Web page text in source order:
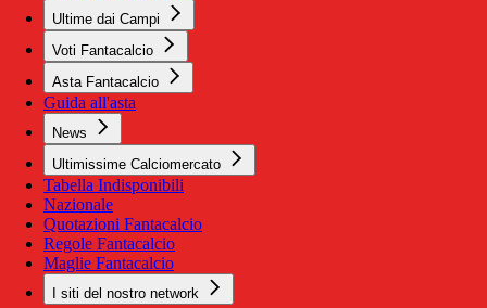
Ultime dai Campi
Voti Fantacalcio
Asta Fantacalcio
Guida all'asta
News
Ultimissime Calciomercato
Tabella Indisponibili
Nazionale
Quotazioni Fantacalcio
Regole Fantacalcio
Maglie Fantacalcio
I siti del nostro network